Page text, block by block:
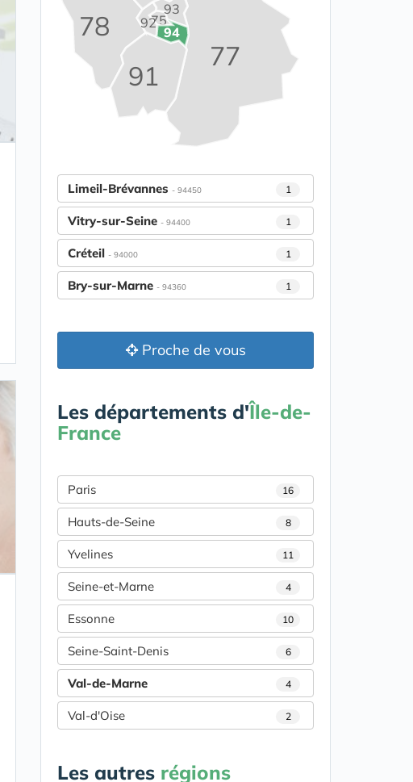
75
77
78
91
92
93
94
Limeil-Brévannes - 94450 1
Vitry-sur-Seine - 94400 1
Créteil - 94000 1
Bry-sur-Marne - 94360 1
Proche de vous
Les départements d'Île-de-
France
Paris 16
Hauts-de-Seine 8
Yvelines 11
Seine-et-Marne 4
Essonne 10
Seine-Saint-Denis 6
Val-de-Marne 4
Val-d'Oise 2
Les autres régions